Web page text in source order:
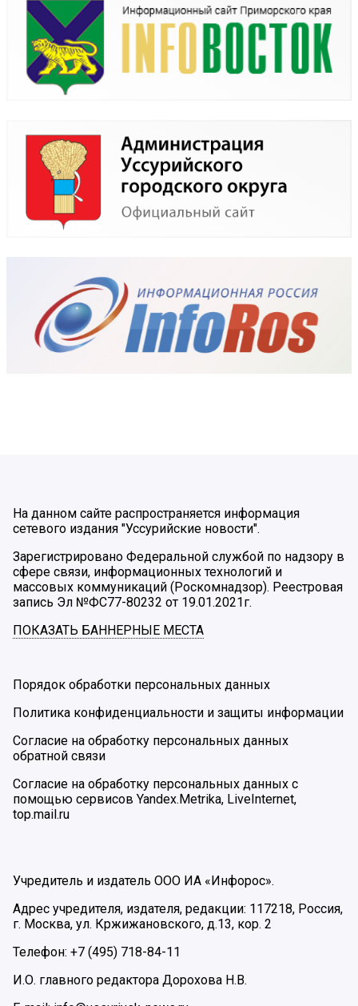
На данном сайте распространяется информация
сетевого издания "Уссурийские новости".
Зарегистрировано Федеральной службой по надзору в
сфере связи, информационных технологий и
массовых коммуникаций (Роскомнадзор). Реестровая
запись Эл №ФС77-80232 от 19.01.2021г.
ПОКАЗАТЬ БАННЕРНЫЕ МЕСТА
Порядок обработки персональных данных
Политика конфиденциальности и защиты информации
Согласие на обработку персональных данных
обратной связи
Согласие на обработку персональных данных с
помощью сервисов Yandex.Metrika, LiveInternet,
top.mail.ru
Учредитель и издатель ООО ИА «Инфорос».
Адрес учредителя, издателя, редакции: 117218, Россия,
г. Москва, ул. Кржижановского, д.13, кор. 2
Телефон: +7 (495) 718-84-11
И.О. главного редактора Дорохова Н.В.